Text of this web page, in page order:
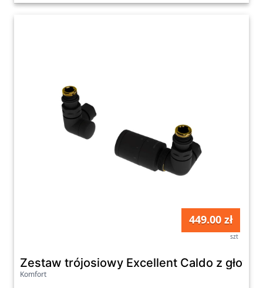
449.00 zł
szt
Zestaw trójosiowy Excellent Caldo z
Komfort